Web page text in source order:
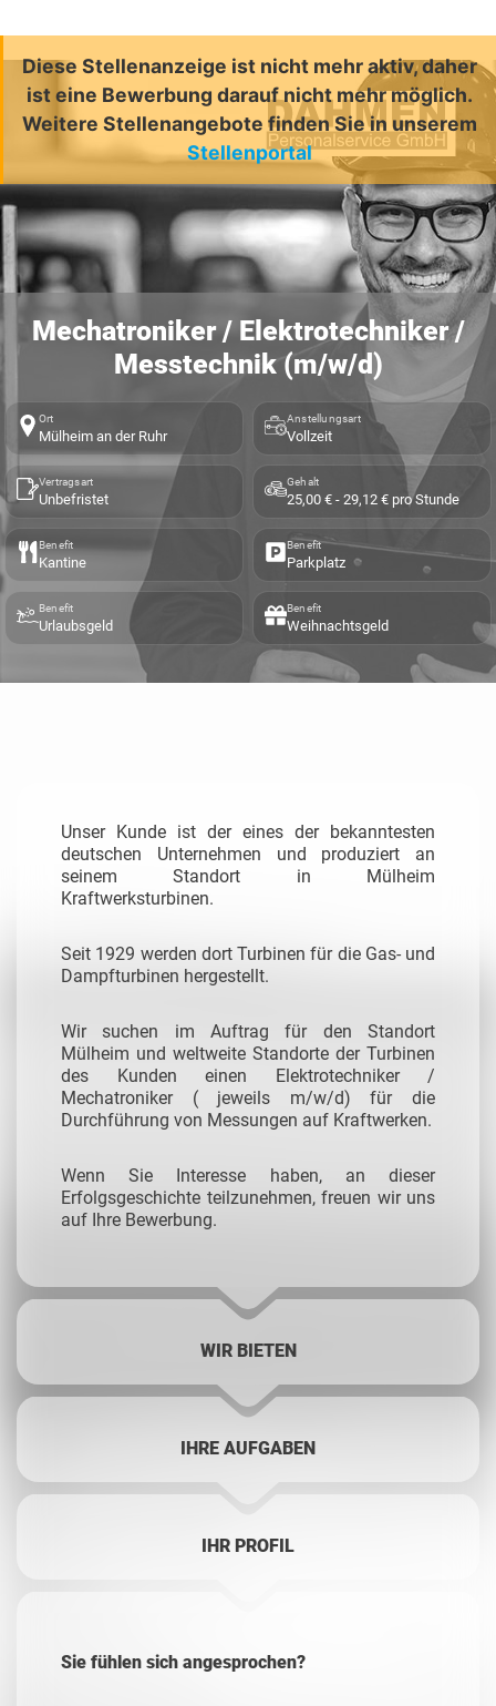
Diese Stellenanzeige ist nicht mehr aktiv, daher
ist eine Bewerbung darauf nicht mehr möglich.
Weitere Stellenangebote finden Sie in unserem
Stellenportal
Mechatroniker / Elektrotechniker /
Messtechnik (m/w/d)
Ort
Mülheim an der Ruhr
Anstellungsart
Vollzeit
Vertragsart
Unbefristet
Gehalt
25,00 € - 29,12 € pro Stunde
Benefit
Kantine
Benefit
Parkplatz
Benefit
Urlaubsgeld
Benefit
Weihnachtsgeld
Unser Kunde ist der eines der bekanntesten
deutschen Unternehmen und produziert an
seinem Standort in Mülheim
Kraftwerksturbinen.
Seit 1929 werden dort Turbinen für die Gas- und
Dampfturbinen hergestellt.
Wir suchen im Auftrag für den Standort
Mülheim und weltweite Standorte der Turbinen
des Kunden einen Elektrotechniker /
Mechatroniker ( jeweils m/w/d) für die
Durchführung von Messungen auf Kraftwerken.
Wenn Sie Interesse haben, an dieser
Erfolgsgeschichte teilzunehmen, freuen wir uns
auf Ihre Bewerbung.
WIR BIETEN
IHRE AUFGABEN
IHR PROFIL
Sie fühlen sich angesprochen?